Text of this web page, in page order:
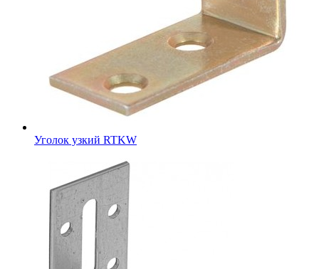
Уголок узкий RTKW